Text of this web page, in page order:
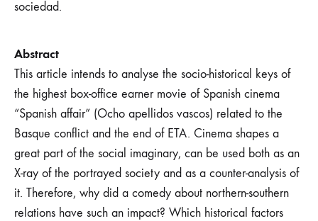
sociedad.
Abstract
This article intends to analyse the socio-historical keys of
the highest box-office earner movie of Spanish cinema
“Spanish affair” (Ocho apellidos vascos) related to the
Basque conflict and the end of ETA. Cinema shapes a
great part of the social imaginary, can be used both as an
X-ray of the portrayed society and as a counter-analysis of
it. Therefore, why did a comedy about northern-southern
relations have such an impact? Which historical factors